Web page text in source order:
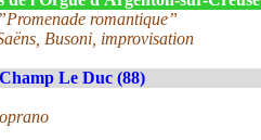
romantique”
Busoni, improvisation
Champ Le Duc (88)